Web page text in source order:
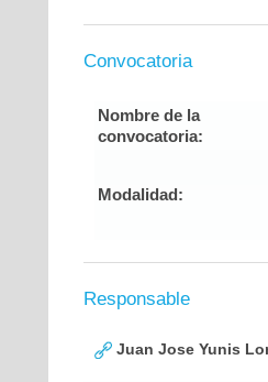
Convocatoria
Nombre de la
convocatoria:
Modalidad:
Responsable
Juan Jose Yunis